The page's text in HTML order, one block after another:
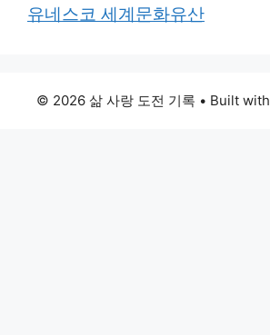
유네스코 세계문화유산
© 2026 삶 사랑 도전 기록 • Built with